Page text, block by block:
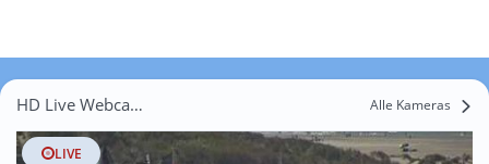
HD Live Webcams Kerselarestraat Alle Kameras
LIVE